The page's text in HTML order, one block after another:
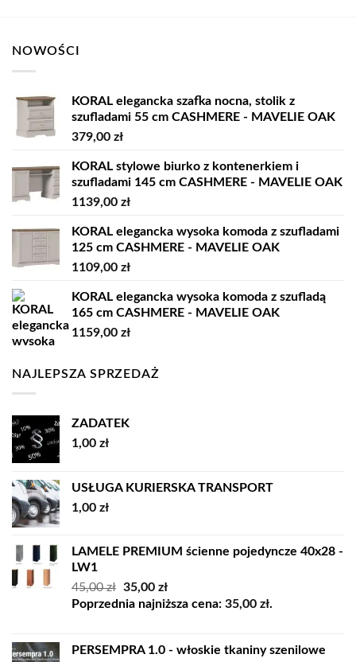
NOWOŚCI
KORAL elegancka szafka nocna, stolik z
szufladami 55 cm CASHMERE - MAVELIE OAK
379,00 zł
KORAL stylowe biurko z kontenerkiem i
szufladami 145 cm CASHMERE - MAVELIE OAK
1139,00 zł
KORAL elegancka wysoka komoda z szufladami
125 cm CASHMERE - MAVELIE OAK
1109,00 zł
KORAL elegancka wysoka komoda z szufladą
165 cm CASHMERE - MAVELIE OAK
1159,00 zł
NAJLEPSZA SPRZEDAŻ
ZADATEK
1,00 zł
USŁUGA KURIERSKA TRANSPORT
1,00 zł
LAMELE PREMIUM ścienne pojedyncze 40x28 -
LW1
45,00zł Pierwotna
cena
35,00 złAktualna
cena
Poprzednia najniższa cena: 35,00 zł.
PERSEMPRA 1.0 - włoskie tkaniny szenilowe